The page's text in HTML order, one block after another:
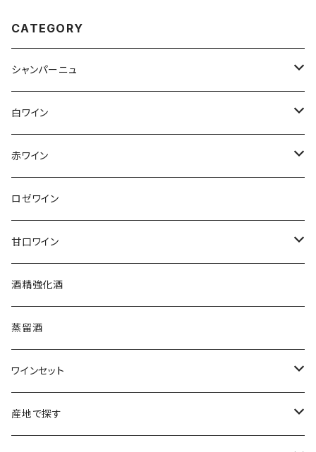
CATEGORY
シャンパーニュ
アンリ・ジロー
アンリ・ビリオ・フィス
エティエンヌ・ルフェーヴル
クリスチャン・ゴセ
クロード・カザル
ジェローム・ルフェーヴル
シャルトーニュ・タイエ
シャルル・エドシック
白ワイン
フランス
アルザス
ブルゴーニュ
ロワール
ドイツ
オーストラリア
ニュージーランド
南アフリカ
チリ
スロヴァキア
赤ワイン
フランス
アルザス
シュッド・ウエスト
スロヴァキア
オーストラリア
ニュージーランド
南アフリカ
チリ
ロゼワイン
甘口ワイン
フランス
ソーテルヌ
酒精強化酒
蒸留酒
ワインセット
福袋
産地で探す